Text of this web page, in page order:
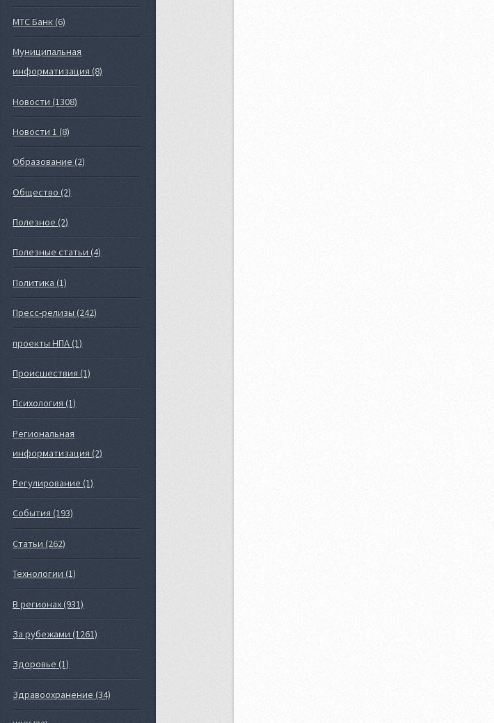
МТС Банк (6)
Муниципальная
информатизация (8)
Новости (1308)
Новости 1 (8)
Образование (2)
Общество (2)
Полезное (2)
Полезные статьи (4)
Политика (1)
Пресс-релизы (242)
проекты НПА (1)
Происшествия (1)
Психология (1)
Региональная
информатизация (2)
Регулирование (1)
События (193)
Статьи (262)
Технологии (1)
В регионах (931)
За рубежами (1261)
Здоровье (1)
Здравоохранение (34)